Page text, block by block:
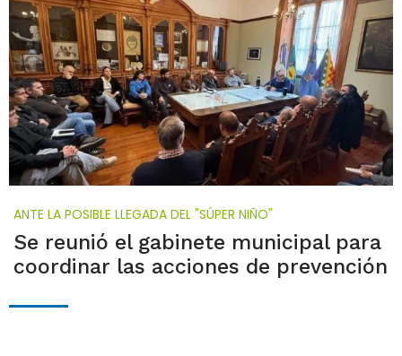
ANTE LA POSIBLE LLEGADA DEL "SÚPER NIÑO"
Se reunió el gabinete municipal para
coordinar las acciones de prevención